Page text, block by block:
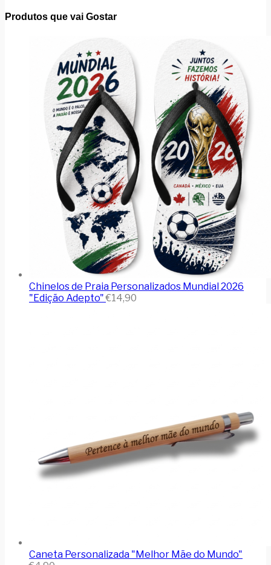
Produtos que vai Gostar
Chinelos de Praia Personalizados Mundial 2026
"Edição Adepto" €14,90
Caneta Personalizada "Melhor Mãe do Mundo"